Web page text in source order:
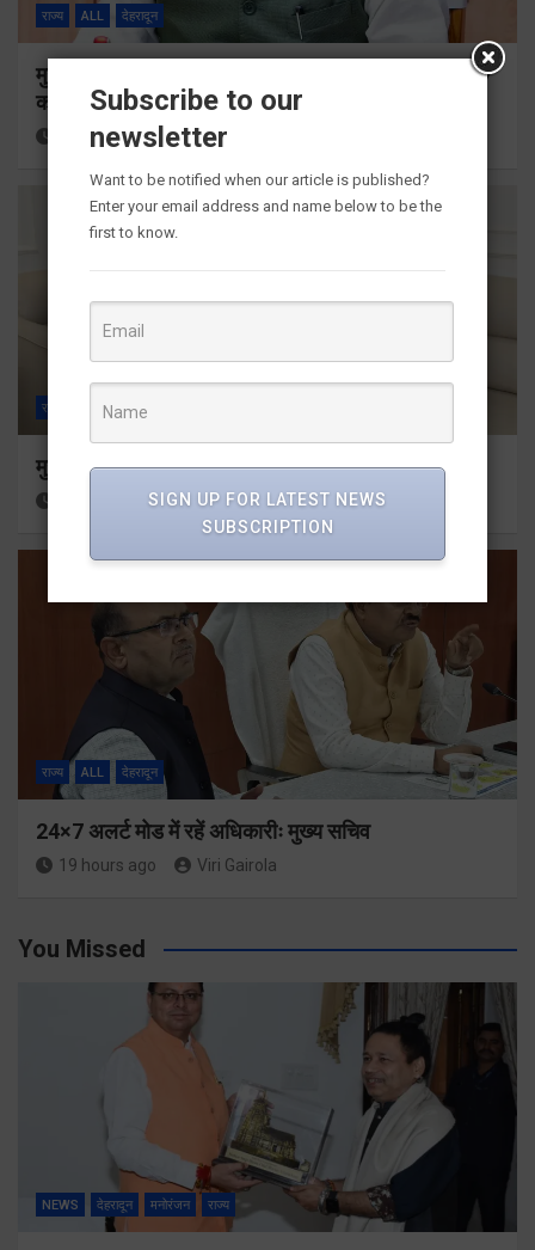
राज्य ALL देहरादून
मुख्यमंत्री ने प्रदान की विभिन्न विकास योजनाओं के लिए 1967
करोड़ की वित्तीय स्वीकृति
17 hours ago Viri Gairola
राज्य देहरादून
मुख्यमंत्री से महानिदेशक एनसीसी ने की शिष्टाचार भेंट
19 hours ago Viri Gairola
राज्य ALL देहरादून
24×7 अलर्ट मोड में रहें अधिकारीः मुख्य सचिव
19 hours ago Viri Gairola
You Missed
NEWS देहरादून मनोरंजन राज्य
Subscribe to our
newsletter
Want to be notified when our article is published?
Enter your email address and name below to be the
first to know.
SIGN UP FOR LATEST NEWS
SUBSCRIPTION